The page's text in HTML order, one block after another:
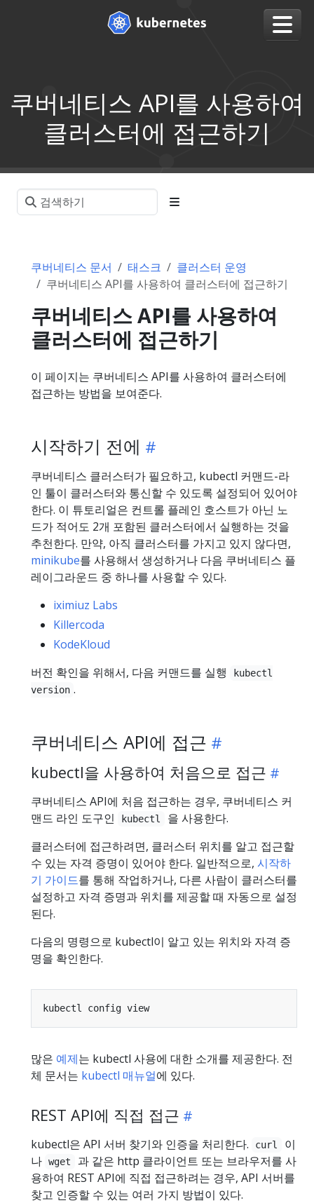
쿠버네티스 API를 사용하여
클러스터에 접근하기
쿠버네티스 문서 태스크
클러스터 운영
쿠버네티스 API를 사용하여 클러스터에 접근하기
쿠버네티스 API를 사용하여
클러스터에 접근하기
이 페이지는 쿠버네티스 API를 사용하여 클러스터에
접근하는 방법을 보여준다.
시작하기 전에
쿠버네티스 클러스터가 필요하고, kubectl 커맨드-라
인 툴이 클러스터와 통신할 수 있도록 설정되어 있어야
한다. 이 튜토리얼은 컨트롤 플레인 호스트가 아닌 노
드가 적어도 2개 포함된 클러스터에서 실행하는 것을
추천한다. 만약, 아직 클러스터를 가지고 있지 않다면,
minikube를 사용해서 생성하거나 다음 쿠버네티스 플
레이그라운드 중 하나를 사용할 수 있다.
iximiuz Labs
Killercoda
KodeKloud
버전 확인을 위해서, 다음 커맨드를 실행
kubectl
version .
쿠버네티스 API에 접근
kubectl을 사용하여 처음으로 접근
쿠버네티스 API에 처음 접근하는 경우, 쿠버네티스 커
맨드 라인 도구인
kubectl
을 사용한다.
클러스터에 접근하려면, 클러스터 위치를 알고 접근할
수 있는 자격 증명이 있어야 한다. 일반적으로, 시작하
기 가이드를 통해 작업하거나, 다른 사람이 클러스터를
설정하고 자격 증명과 위치를 제공할 때 자동으로 설정
된다.
다음의 명령으로 kubectl이 알고 있는 위치와 자격 증
명을 확인한다.
많은 예제는 kubectl 사용에 대한 소개를 제공한다. 전
체 문서는 kubectl 매뉴얼에 있다.
REST API에 직접 접근
kubectl은 API 서버 찾기와 인증을 처리한다. curl
이
나 wget
과 같은 http 클라이언트 또는 브라우저를 사
용하여 REST API에 직접 접근하려는 경우, API 서버를
찾고 인증할 수 있는 여러 가지 방법이 있다.